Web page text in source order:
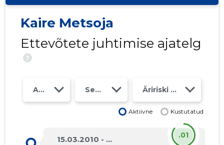
Kaire Metsoja
Ettevõtete juhtimise ajatelg
?
Aasta Seosed Äririski klass
Aktiivne Kustutatud
15.03.2010 - ... .01